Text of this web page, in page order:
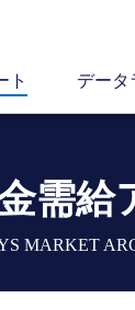
ト データ
需給
MARKET